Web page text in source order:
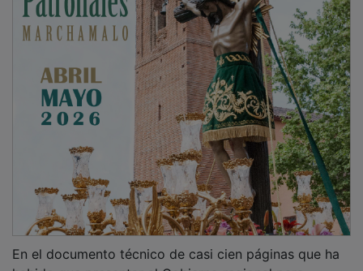
habido que presentar al Gobierno regional para